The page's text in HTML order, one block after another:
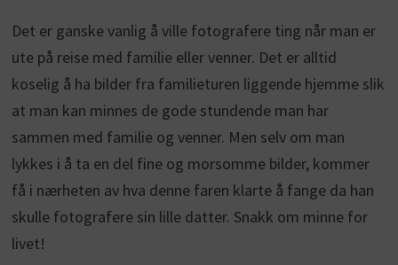
Det er ganske vanlig å ville fotografere ting når man er
ute på reise med familie eller venner. Det er alltid
koselig å ha bilder fra familieturen liggende hjemme slik
at man kan minnes de gode stundende man har
sammen med familie og venner. Men selv om man
lykkes i å ta en del fine og morsomme bilder, kommer
få i nærheten av hva denne faren klarte å fange da han
skulle fotografere sin lille datter. Snakk om minne for
livet!